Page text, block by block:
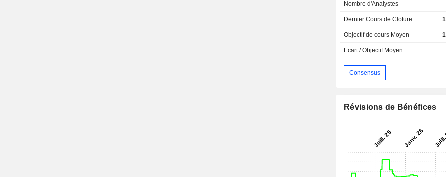
Nombre d'Analystes
Dernier Cours de Cloture
Objectif de cours Moyen
Ecart / Objectif Moyen
Consensus
Révisions de Bénéfices